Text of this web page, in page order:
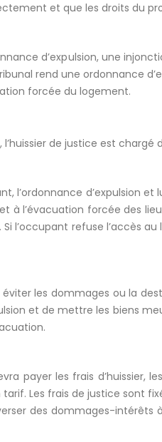
et que les droits du
d’expulsion, une
rend une ordonnance
forcée du logement.
de justice est
l’ordonnance d’expulsion
à l’évacuation forcée des
l’occupant refuse l’accès
les dommages ou la
et de mettre les biens
payer les frais d’huissier,
Les frais de justice sont
des dommages-intérêts